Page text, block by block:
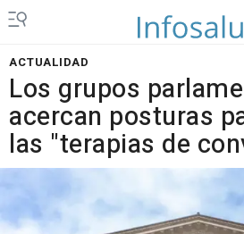
ACTUALIDAD
Los grupos
acercan posturas
las "terapias de